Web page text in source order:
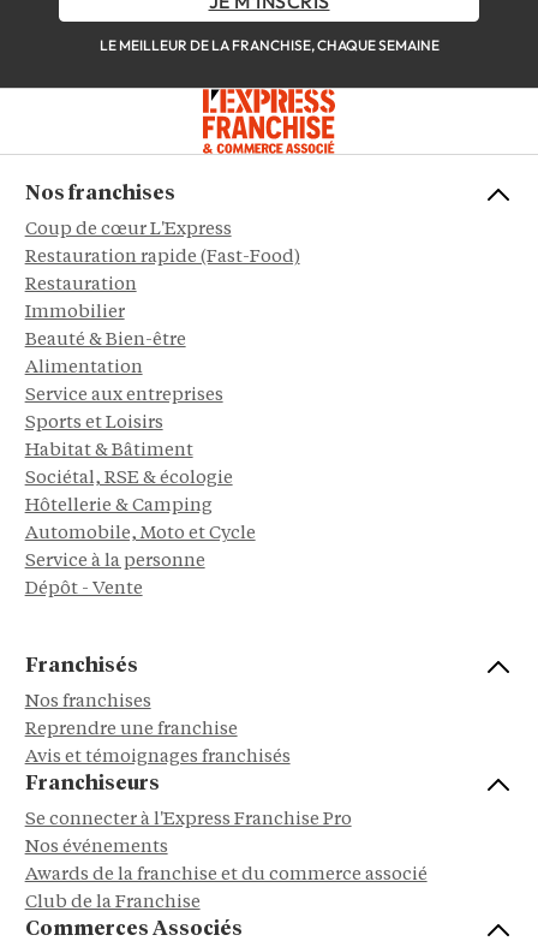
LE MEILLEUR DE LA FRANCHISE, CHAQUE SEMAINE
Nos franchises
Coup de cœur L'Express
Restauration rapide (Fast-Food)
Restauration
Immobilier
Beauté & Bien-être
Alimentation
Service aux entreprises
Sports et Loisirs
Habitat & Bâtiment
Sociétal, RSE & écologie
Hôtellerie & Camping
Automobile, Moto et Cycle
Service à la personne
Dépôt - Vente
Franchisés
Nos franchises
Reprendre une franchise
Avis et témoignages franchisés
Franchiseurs
Se connecter à l'Express Franchise Pro
Nos événements
Awards de la franchise et du commerce associé
Club de la Franchise
Commerces Associés